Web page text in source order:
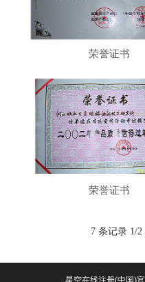
荣誉证书
荣誉证书
7 条记录 1/2